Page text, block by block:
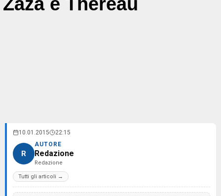
10.01.2015 22:15
R
AUTORE
Redazione
Redazione
Tutti gli articoli →